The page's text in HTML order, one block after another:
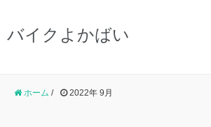
バイクよかばい
ホーム / 2022年 9月